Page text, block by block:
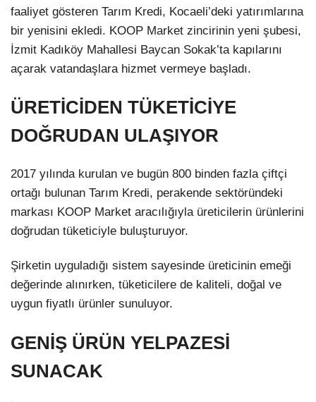
faaliyet gösteren Tarım Kredi, Kocaeli’deki yatırımlarına
bir yenisini ekledi. KOOP Market zincirinin yeni şubesi,
İzmit Kadıköy Mahallesi Baycan Sokak’ta kapılarını
açarak vatandaşlara hizmet vermeye başladı.
ÜRETİCİDEN TÜKETİCİYE
DOĞRUDAN ULAŞIYOR
2017 yılında kurulan ve bugün 800 binden fazla çiftçi
ortağı bulunan Tarım Kredi, perakende sektöründeki
markası KOOP Market aracılığıyla üreticilerin ürünlerini
doğrudan tüketiciyle buluşturuyor.
Şirketin uyguladığı sistem sayesinde üreticinin emeği
değerinde alınırken, tüketicilere de kaliteli, doğal ve
uygun fiyatlı ürünler sunuluyor.
GENİŞ ÜRÜN YELPAZESİ
SUNACAK